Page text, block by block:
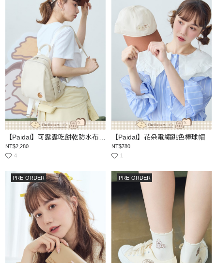
【Paidal】可露露吃餅乾防水布淑女後背包
NT$2,280
4
【Paidal】花朵電繡跳色棒球帽
NT$780
1
PRE-ORDER PRE-ORDER